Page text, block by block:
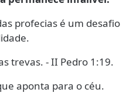
profecias é um desafio
trevas. - II Pedro 1:19.
aponta para o céu.